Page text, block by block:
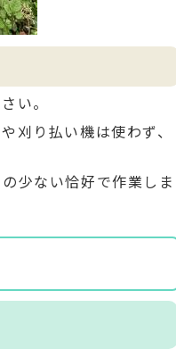
い。
刈り払い機は使わず、
少ない恰好で作業しま